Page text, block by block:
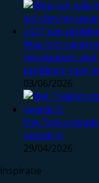
Waarom
(en waarom
probleem mee
03/06/2026
Het
overzicht
29/04/2026
Inspiratie